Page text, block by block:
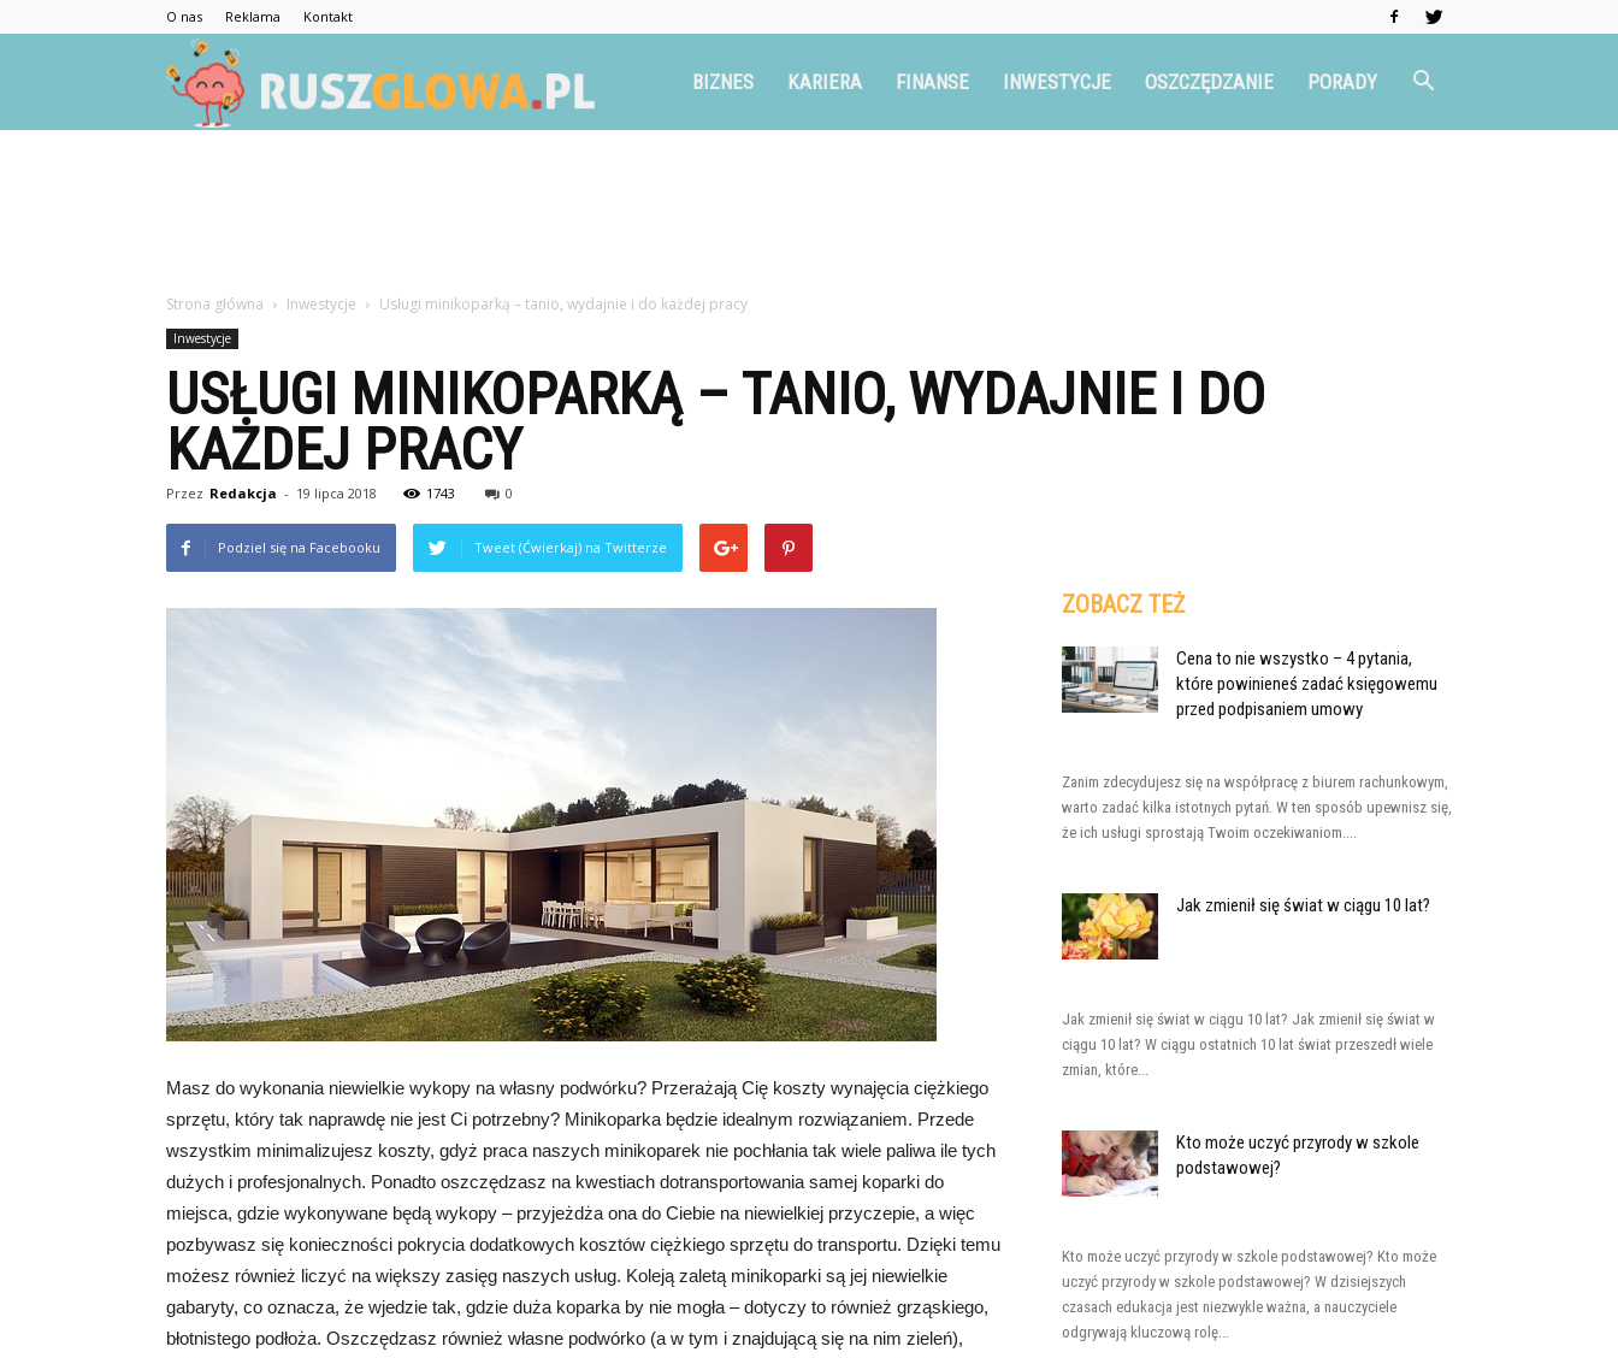
O nas Reklama Kontakt
Ruszglowa.plBIZNES KARIERA FINANSE INWESTYCJE OSZCZĘDZANIE PORADY
Strona główna Inwestycje Usługi minikoparką – tanio, wydajnie i do każdej pracy
Inwestycje
USŁUGI MINIKOPARKĄ – TANIO, WYDAJNIE I DO
KAŻDEJ PRACY
Przez Redakcja - 19 lipca 2018 1743 0
Podziel się na Facebooku Tweet (Ćwierkaj) na Twitterze
Masz do wykonania niewielkie wykopy na własny podwórku? Przerażają Cię koszty wynajęcia ciężkiego
sprzętu, który tak naprawdę nie jest Ci potrzebny? Minikoparka będzie idealnym rozwiązaniem. Przede
wszystkim minimalizujesz koszty, gdyż praca naszych minikoparek nie pochłania tak wiele paliwa ile tych
dużych i profesjonalnych. Ponadto oszczędzasz na kwestiach dotransportowania samej koparki do
miejsca, gdzie wykonywane będą wykopy – przyjeżdża ona do Ciebie na niewielkiej przyczepie, a więc
pozbywasz się konieczności pokrycia dodatkowych kosztów ciężkiego sprzętu do transportu. Dzięki temu
możesz również liczyć na większy zasięg naszych usług. Koleją zaletą minikoparki są jej niewielkie
gabaryty, co oznacza, że wjedzie tak, gdzie duża koparka by nie mogła – dotyczy to również grząskiego,
błotnistego podłoża. Oszczędzasz również własne podwórko (a w tym i znajdującą się na nim zieleń),
ZOBACZ TEŻ
Cena to nie wszystko – 4 pytania,
które powinieneś zadać księgowemu
przed podpisaniem umowy
Zanim zdecydujesz się na współpracę z biurem rachunkowym,
warto zadać kilka istotnych pytań. W ten sposób upewnisz się,
że ich usługi sprostają Twoim oczekiwaniom....
Jak zmienił się świat w ciągu 10 lat?
Jak zmienił się świat w ciągu 10 lat? Jak zmienił się świat w
ciągu 10 lat? W ciągu ostatnich 10 lat świat przeszedł wiele
zmian, które...
Kto może uczyć przyrody w szkole
podstawowej?
Kto może uczyć przyrody w szkole podstawowej? Kto może
uczyć przyrody w szkole podstawowej? W dzisiejszych
czasach edukacja jest niezwykle ważna, a nauczyciele
odgrywają kluczową rolę...